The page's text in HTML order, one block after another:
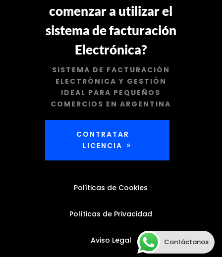
comenzar a utilizar el
sistema de facturación
Electrónica?
SISTEMA DE FACTURACIÓN
ELECTRÓNICA Y GESTIÓN
IDEAL PARA PEQUEÑOS
COMERCIOS EN ARGENTINA
CONTRATAR
LICENCIA
Políticas de Cookies
Políticas de Privacidad
Aviso Legal Contáctanos